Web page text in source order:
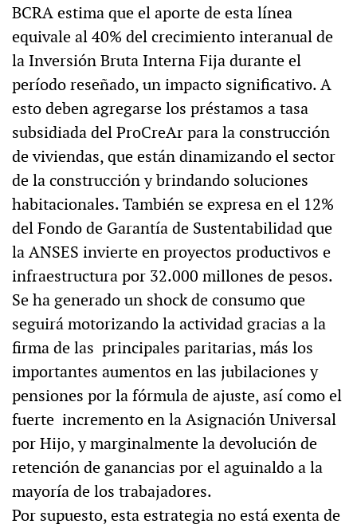
BCRA estima que el aporte de esta línea
equivale al 40% del crecimiento interanual de
la Inversión Bruta Interna Fija durante el
período reseñado, un impacto significativo. A
esto deben agregarse los préstamos a tasa
subsidiada del ProCreAr para la construcción
de viviendas, que están dinamizando el sector
de la construcción y brindando soluciones
habitacionales. También se expresa en el 12%
del Fondo de Garantía de Sustentabilidad que
la ANSES invierte en proyectos productivos e
infraestructura por 32.000 millones de pesos.
Se ha generado un shock de consumo que
seguirá motorizando la actividad gracias a la
firma de las principales paritarias, más los
importantes aumentos en las jubilaciones y
pensiones por la fórmula de ajuste, así como el
fuerte incremento en la Asignación Universal
por Hijo, y marginalmente la devolución de
retención de ganancias por el aguinaldo a la
mayoría de los trabajadores.
Por supuesto, esta estrategia no está exenta de